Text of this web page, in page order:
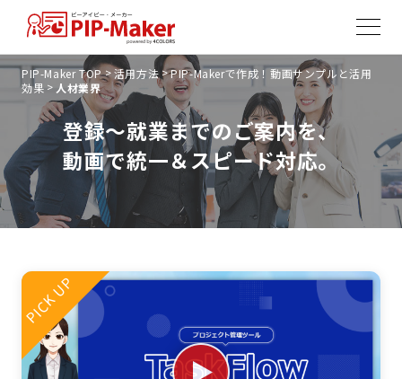
PIP-Maker TOP>活用方法 >PIP-Makerで作成！動画サンプルと活用
効果 > 人材業界
登録〜就業までのご案内を、
動画で統一＆スピード対応。
PICK UP